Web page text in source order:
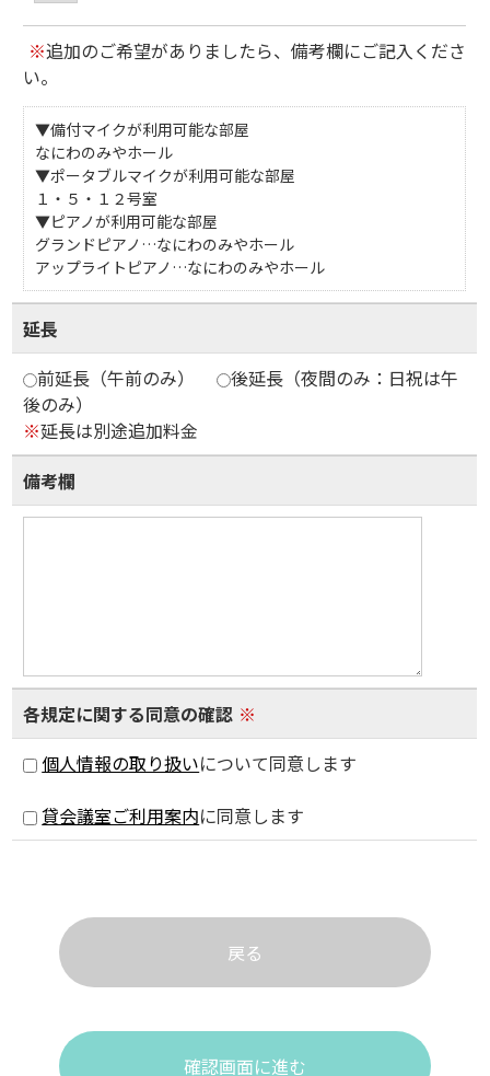
※追加のご希望がありましたら、備考欄にご記入くださ
い。
▼備付マイクが利用可能な部屋
なにわのみやホール
▼ポータブルマイクが利用可能な部屋
１・５・１２号室
▼ピアノが利用可能な部屋
グランドピアノ…なにわのみやホール
アップライトピアノ…なにわのみやホール
延長
前延長（午前のみ）
後延長（夜間のみ：日祝は午
後のみ）
※延長は別途追加料金
備考欄
各規定に関する同意の確認 ※
個人情報の取り扱いについて同意します
貸会議室ご利用案内に同意します
戻る
確認画面に進む